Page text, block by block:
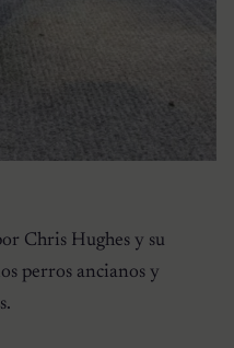
Chris Hughes y su
perros ancianos y